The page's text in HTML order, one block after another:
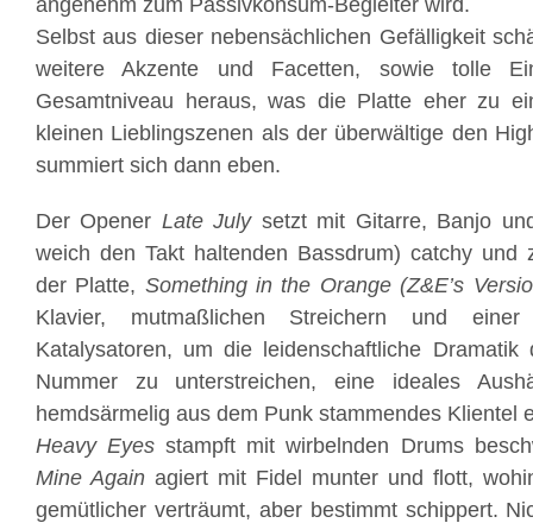
angenehm zum Passivkonsum-Begleiter wird.
Selbst aus dieser nebensächlichen Gefälligkeit
weitere Akzente und Facetten, sowie tolle
Gesamtniveau heraus, was die Platte eher zu
kleinen Lieblingszenen als der überwältige den
summiert sich dann eben.
Der Opener Late Julysetzt mit Gitarre, Banjo
weich den Takt haltenden Bassdrum) catchy und
der Platte, Something in the Orange (Z&E’s
Klavier, mutmaßlichen Streichern und einer
Katalysatoren, um die leidenschaftliche Dramatik
Nummer zu unterstreichen, eine ideales
hemdsärmelig aus dem Punk stammendes Klientel
Heavy Eyes stampft mit wirbelnden Drums
Mine Again agiert mit Fidel munter und flott,
gemütlicher verträumt, aber bestimmt schippert.